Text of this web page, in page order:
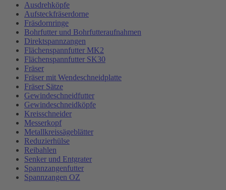
Ausdrehköpfe
Aufsteckfräserdorne
Fräsdornringe
Bohrfutter und Bohrfutteraufnahmen
Direktspannzangen
Flächenspannfutter MK2
Flächenspannfutter SK30
Fräser
Fräser mit Wendeschneidplatte
Fräser Sätze
Gewindeschneidfutter
Gewindeschneidköpfe
Kreisschneider
Messerkopf
Metallkreissägeblätter
Reduzierhülse
Reibahlen
Senker und Entgrater
Spannzangenfutter
Spannzangen OZ